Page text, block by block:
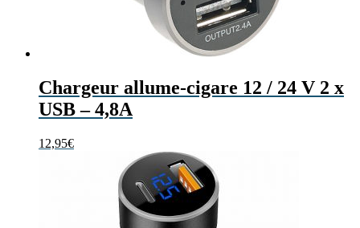
Chargeur allume-cigare 12 / 24 V 2 x
USB – 4,8A
12,95€